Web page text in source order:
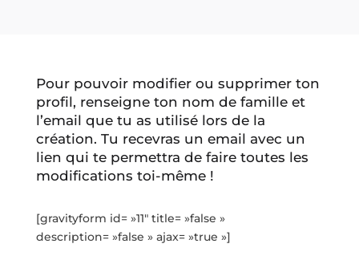
Pour pouvoir modifier ou supprimer ton
profil, renseigne ton nom de famille et
l’email que tu as utilisé lors de la
création. Tu recevras un email avec un
lien qui te permettra de faire toutes les
modifications toi-même !
[gravityform id= »11″ title= »false »
description= »false » ajax= »true »]